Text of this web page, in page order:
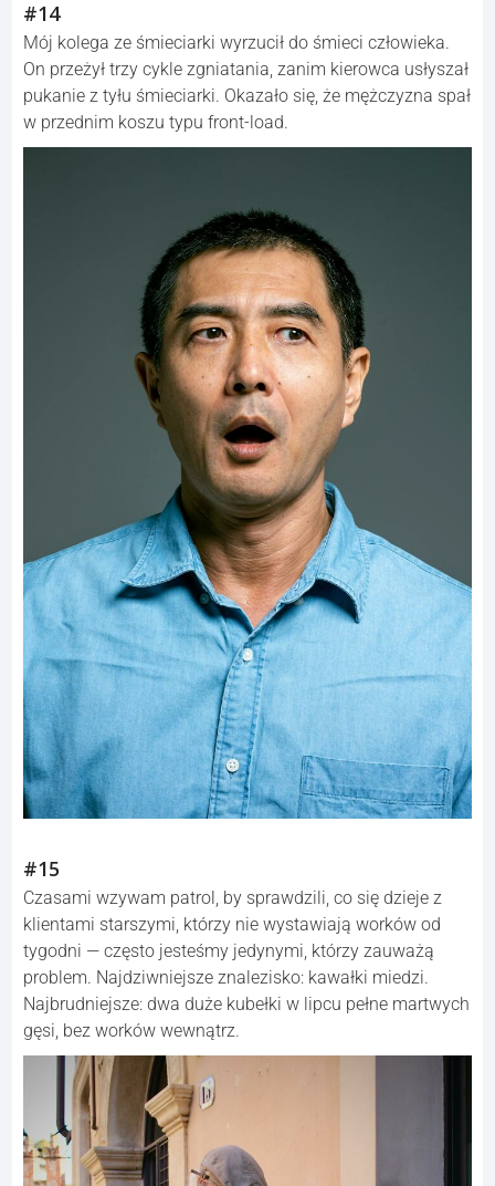
#14
Mój kolega ze śmieciarki wyrzucił do śmieci człowieka.
On przeżył trzy cykle zgniatania, zanim kierowca usłyszał
pukanie z tyłu śmieciarki. Okazało się, że mężczyzna spał
w przednim koszu typu front-load.
#15
Czasami wzywam patrol, by sprawdzili, co się dzieje z
klientami starszymi, którzy nie wystawiają worków od
tygodni — często jesteśmy jedynymi, którzy zauważą
problem. Najdziwniejsze znalezisko: kawałki miedzi.
Najbrudniejsze: dwa duże kubełki w lipcu pełne martwych
gęsi, bez worków wewnątrz.